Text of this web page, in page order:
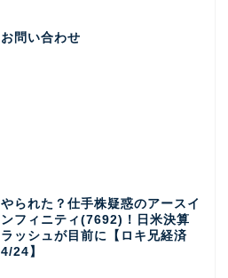
お問い合わせ
やられた？仕手株疑惑のアースイ
ンフィニティ(7692)！日米決算
ラッシュが目前に【ロキ兄経済
4/24】